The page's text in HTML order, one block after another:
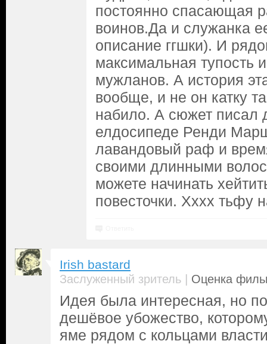
постоянно спасающая
воинов.Да и служанка
описание ггшки). И
максимальная тупость
мужланов. А история
вообще, и не он катку
набило. А сюжет писал
елдосипеде Ренди
лавандовый раф и
своими длинными
можете начинать
повесточки. Хххх тьфу
Irish bastard
Заслуженный зритель | Оценка
Идея была интересная, но
дешёвое убожество,
яме рядом с кольцами